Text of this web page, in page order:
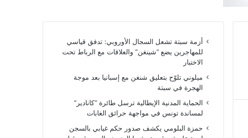
أزمة سبتة تشعل السجال الأوروبي: تدفق قياسي
للمهاجرين يضع “شينغن” والعلاقات مع الرباط تحت
الاختبار
ميلوني تلوّح بتعليق شنغن مع إسبانيا بعد موجة
الهجرة في سبتة
الحماية المدنية الإيطالية ترسل طائرة “كانادير”
لمساندة تونس في مواجهة حرائق الغابات
حمزة البلومي يكشف صدور حكم غيابي بالسجن